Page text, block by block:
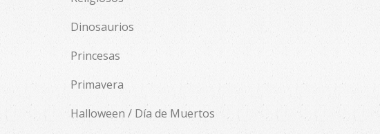
Dinosaurios
Princesas
Primavera
Halloween / Día de Muertos